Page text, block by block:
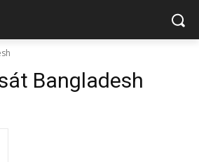
Bangladesh